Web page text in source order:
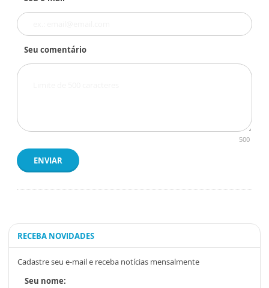
Seu comentário
500
ENVIAR
RECEBA NOVIDADES
Cadastre seu e-mail e receba notícias mensalmente
Seu nome: